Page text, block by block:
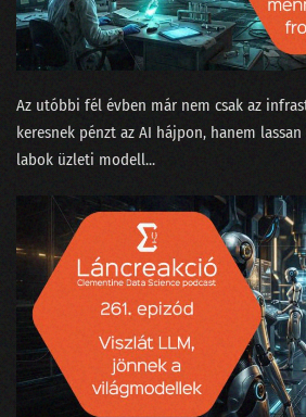
167 - Rossz-e a világ legjobb
166 - Egri Botond, a
165 - Beszántja-e az MI az
164 - Apple AI vagy
162 - Megtalálta-e Gyula az
160 - Vesszünk össze a
Az utóbbi fél évben már nem csak az
keresnek pénzt az AI hájpon, hanem
labok üzleti modell...